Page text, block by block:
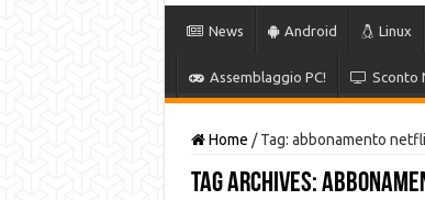
News Android Linux
Assemblaggio PC! Sconto
Home / Tag: abbonamento
Tag Archives: